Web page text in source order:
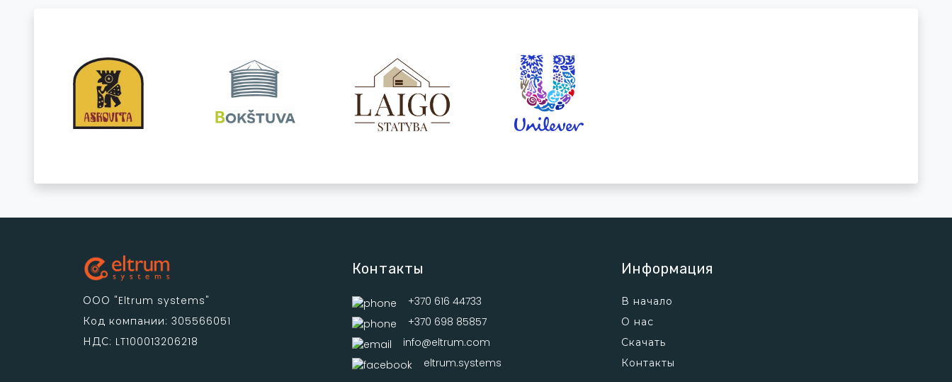
ООО "Eltrum systems"
Код компании: 305566051
НДС: LT100013206218
Контакты
+370 616 44733
+370 698 85857
info@eltrum.com
eltrum.systems
Информация
В начало
О нас
Скачать
Контакты